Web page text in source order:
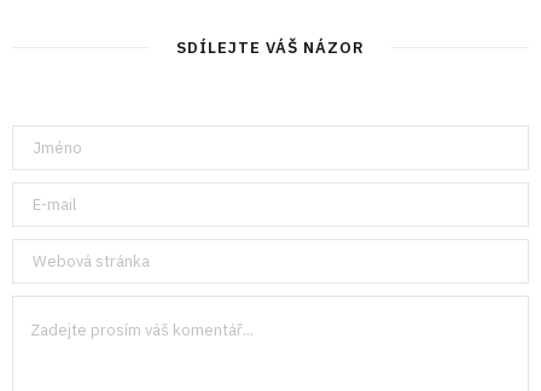
SDÍLEJTE VÁŠ NÁZOR